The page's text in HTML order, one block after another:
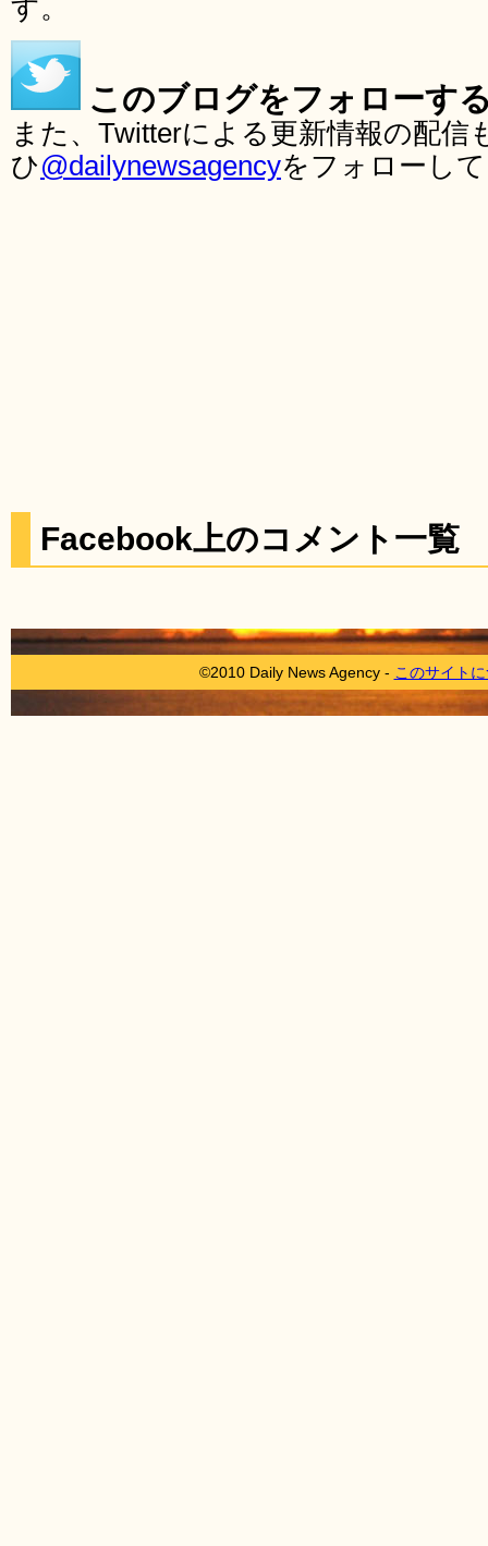
す。
このブログをフォローす
また、Twitterによる更新情報の配
ひ@dailynewsagencyをフォローし
Facebook上のコメント一覧
©2010 Daily News Agency - このサイト